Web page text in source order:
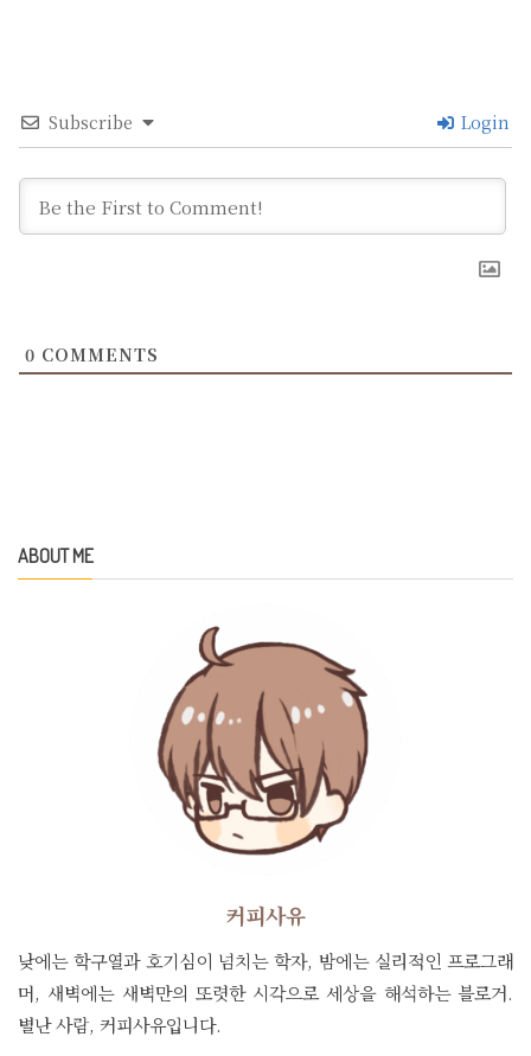
Subscribe Login
0 COMMENTS
ABOUT ME
커피사유
낮에는 학구열과 호기심이 넘치는 학자, 밤에는 실리적인 프로그래
머, 새벽에는 새벽만의 또렷한 시각으로 세상을 해석하는 블로거.
별난 사람, 커피사유입니다.